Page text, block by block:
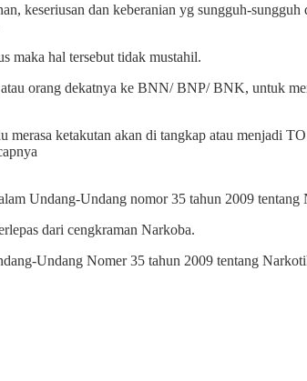
dan keberanian yg sungguh-sungguh
maka hal tersebut tidak mustahil.
orang dekatnya ke BNN/ BNP/ BNK, untuk
ketakutan akan di tangkap atau menjadi
Undang-Undang nomor 35 tahun 2009 tentang
dari cengkraman Narkoba.
Undang Nomer 35 tahun 2009 tentang